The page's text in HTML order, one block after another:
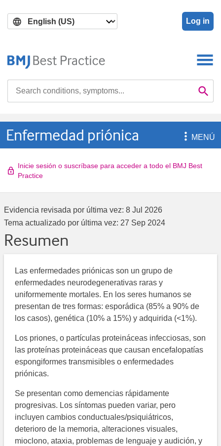
main
search
Log in

Enfermedad priónica MENÚ
Inicie sesión o suscríbase para acceder a todo el BMJ Best
Practice
Evidencia revisada por última vez: 8 Jul 2026
Tema actualizado por última vez: 27 Sep 2024
Resumen
Las enfermedades priónicas son un grupo de
enfermedades neurodegenerativas raras y
uniformemente mortales. En los seres humanos se
presentan de tres formas: esporádica (85% a 90% de
los casos), genética (10% a 15%) y adquirida (<1%).
Los priones, o partículas proteináceas infecciosas, son
las proteínas proteináceas que causan encefalopatías
espongiformes transmisibles o enfermedades
priónicas.
Se presentan como demencias rápidamente
progresivas. Los síntomas pueden variar, pero
incluyen cambios conductuales/psiquiátricos,
deterioro de la memoria, alteraciones visuales,
mioclono, ataxia, problemas de lenguaje y audición, y